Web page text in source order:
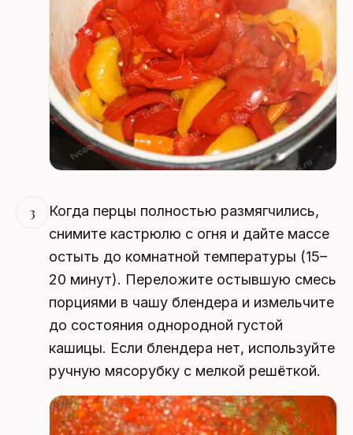
3
Когда перцы полностью размягчились,
снимите кастрюлю с огня и дайте массе
остыть до комнатной температуры (15–
20 минут). Переложите остывшую смесь
порциями в чашу блендера и измельчите
до состояния однородной густой
кашицы. Если блендера нет, используйте
ручную мясорубку с мелкой решёткой.